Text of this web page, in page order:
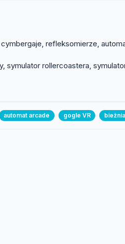
refleksomierze,
rollercoastera,
automat arcade gogle VR